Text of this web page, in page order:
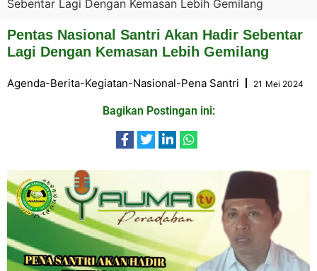
Sebentar Lagi Dengan Kemasan Lebih Gemilang
Pentas Nasional Santri Akan Hadir Sebentar
Lagi Dengan Kemasan Lebih Gemilang
Agenda-Berita-Kegiatan-Nasional-Pena Santri 21 Mei 2024
Bagikan Postingan ini: